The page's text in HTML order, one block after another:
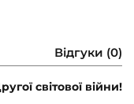
Відгуки (0)
світової війни!